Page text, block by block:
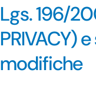
Lgs. 196/
PRIVACY)
modifiche